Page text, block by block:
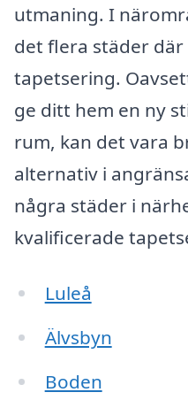
utmaning. I
det flera städer där
tapetsering.
ge ditt hem en ny
rum, kan det vara
alternativ i
några städer i
kvalificerade
Luleå
Älvsbyn
Boden